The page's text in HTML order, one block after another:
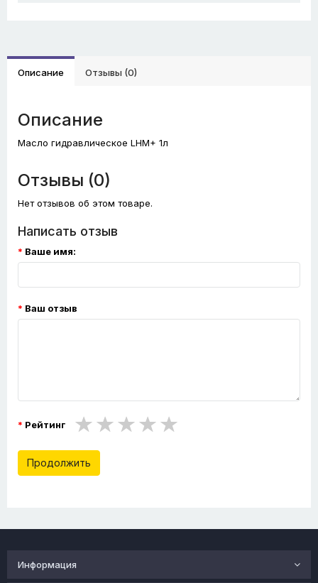
Описание Отзывы (0)
Описание
Масло гидравлическое LHM+ 1л
Отзывы (0)
Нет отзывов об этом товаре.
Написать отзыв
Ваше имя:
Ваш отзыв
Рейтинг
Продолжить
Информация